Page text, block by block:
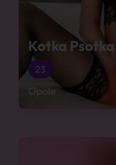
Kotka Psotka
23
Opole